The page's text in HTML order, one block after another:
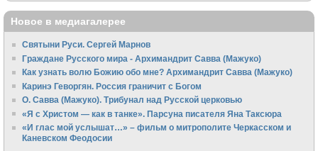
Новое в медиагалерее
Святыни Руси. Сергей Марнов
Граждане Русского мира - Архимандрит Савва (Мажуко)
Как узнать волю Божию обо мне? Архимандрит Савва (Мажуко)
Каринэ Геворгян. Россия граничит с Богом
О. Савва (Мажуко). Трибунал над Русской церковью
«Я с Христом — как в танке». Парсуна писателя Яна Таксюра
«И глас мой услышат…» – фильм о митрополите Черкасском и
Каневском Феодосии